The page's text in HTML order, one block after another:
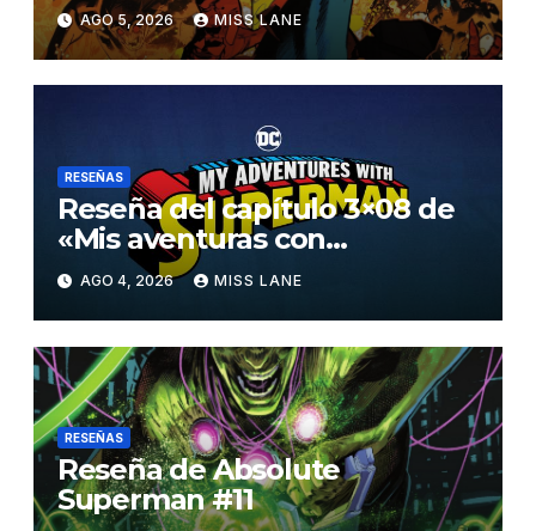
AGO 5, 2026 MISS LANE
RESEÑAS
Reseña del capítulo 3×08 de
«Mis aventuras con
Superman»
AGO 4, 2026 MISS LANE
RESEÑAS
Reseña de Absolute
Superman #11